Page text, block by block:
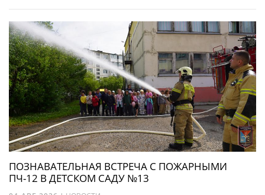
ПОЗНАВАТЕЛЬНАЯ ВСТРЕЧА С ПОЖАРНЫМИ
ПЧ-12 В ДЕТСКОМ САДУ №13